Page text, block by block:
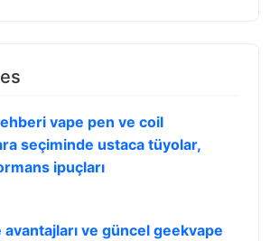
vape pen ve coil
seçiminde ustaca tüyolar,
ipuçları
avantajları ve güncel geekvape